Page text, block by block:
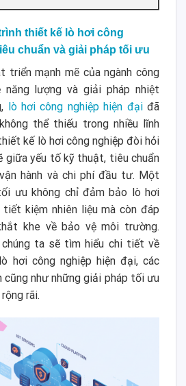
thiết kế lò hơi công
chuẩn và giải pháp tối ưu
triển mạnh mẽ của ngành công
năng lượng và giải pháp nhiệt
lò hơi công nghiệp hiện đạiđã
không thể thiếu trong nhiều lĩnh
kế lò hơi công nghiệp đòi hỏi
giữa yếu tố kỹ thuật, tiêu chuẩn
hành và chi phí đầu tư. Một
ưu không chỉ đảm bảo lò hơi
kiệm nhiên liệu mà còn đáp
khe về bảo vệ môi trường.
chúng ta sẽ tìm hiểu chi tiết về
hơi công nghiệp hiện đại, các
cũng như những giải pháp tối ưu
rãi.